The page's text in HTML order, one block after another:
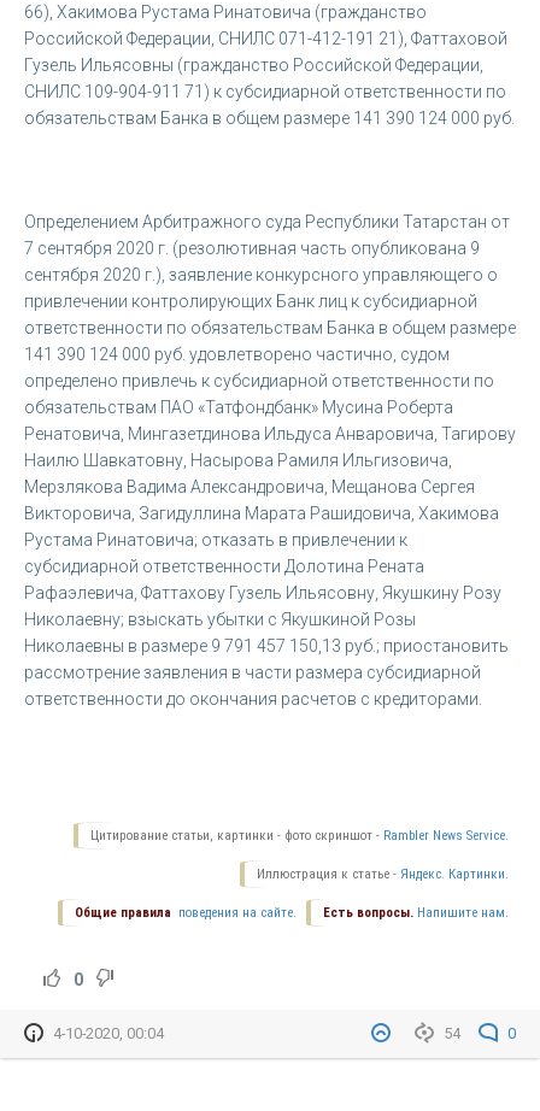
66), Хакимова Рустама Ринатовича (гражданство
Российской Федерации, СНИЛС 071-412-191 21), Фаттаховой
Гузель Ильясовны (гражданство Российской Федерации,
СНИЛС 109-904-911 71) к субсидиарной ответственности по
обязательствам Банка в общем размере 141 390 124 000 руб.
Определением Арбитражного суда Республики Татарстан от
7 сентября 2020 г. (резолютивная часть опубликована 9
сентября 2020 г.), заявление конкурсного управляющего о
привлечении контролирующих Банк лиц к субсидиарной
ответственности по обязательствам Банка в общем размере
141 390 124 000 руб. удовлетворено частично, судом
определено привлечь к субсидиарной ответственности по
обязательствам ПАО «Татфондбанк» Мусина Роберта
Ренатовича, Мингазетдинова Ильдуса Анваровича, Тагирову
Наилю Шавкатовну, Насырова Рамиля Ильгизовича,
Мерзлякова Вадима Александровича, Мещанова Сергея
Викторовича, Загидуллина Марата Рашидовича, Хакимова
Рустама Ринатовича; отказать в привлечении к
субсидиарной ответственности Долотина Рената
Рафаэлевича, Фаттахову Гузель Ильясовну, Якушкину Розу
Николаевну; взыскать убытки с Якушкиной Розы
Николаевны в размере 9 791 457 150,13 руб.; приостановить
рассмотрение заявления в части размера субсидиарной
ответственности до окончания расчетов с кредиторами.
Цитирование статьи, картинки - фото скриншот - Rambler News Service.
Иллюстрация к статье - Яндекс. Картинки.
Есть вопросы. Напишите нам.
Общие правила поведения на сайте.
0
54 0
4-10-2020, 00:04